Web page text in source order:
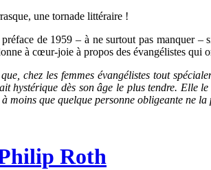
une tornade littéraire !
de 1959 – à ne surtout pas manquer
à cœur-joie à propos des évangélistes qui
chez les femmes évangélistes tout
hystérique dès son âge le plus tendre. Elle
moins que quelque personne obligeante ne
Roth